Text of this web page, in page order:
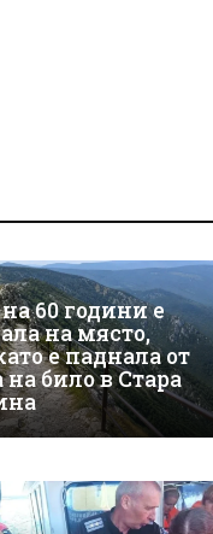
60 години е
на място,
е паднала от
на било в Стара